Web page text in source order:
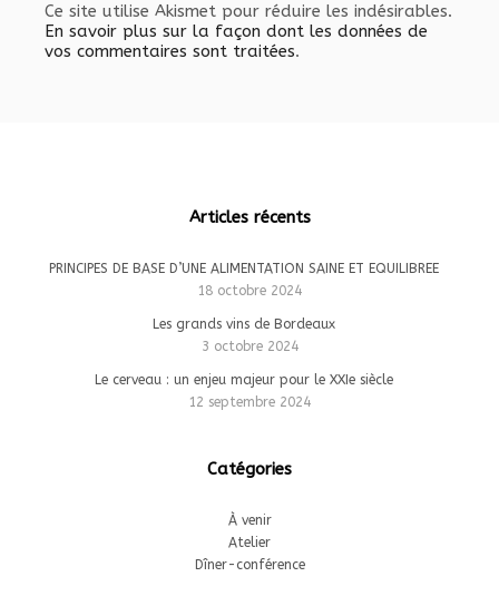
Ce site utilise Akismet pour réduire les indésirables.
En savoir plus sur la façon dont les données de
vos commentaires sont traitées.
Articles récents
PRINCIPES DE BASE D’UNE ALIMENTATION SAINE ET EQUILIBREE
18 octobre 2024
Les grands vins de Bordeaux
3 octobre 2024
Le cerveau : un enjeu majeur pour le XXIe siècle
12 septembre 2024
Catégories
À venir
Atelier
Dîner-conférence